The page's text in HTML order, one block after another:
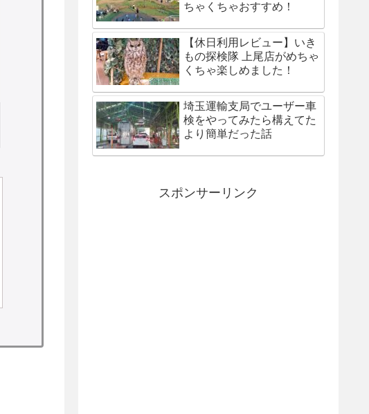
ちゃくちゃおすすめ！
【休日利用レビュー】いき
もの探検隊 上尾店がめちゃ
くちゃ楽しめました！
埼玉運輸支局でユーザー車
検をやってみたら構えてた
より簡単だった話
スポンサーリンク